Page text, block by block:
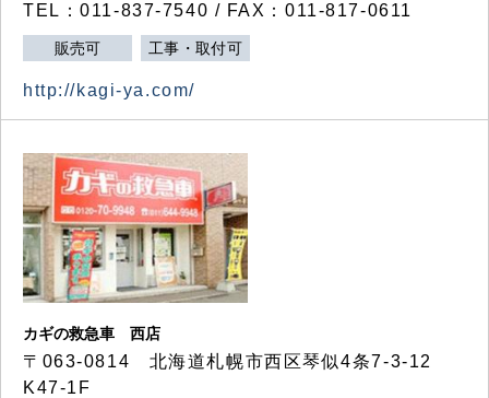
TEL：011-837-7540 / FAX：011-817-0611
販売可 工事・取付可
http://kagi-ya.com/
カギの救急車 西店
〒063-0814 北海道札幌市西区琴似4条7-3-12
K47-1F